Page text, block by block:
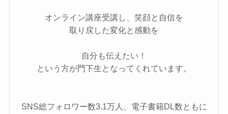
オンライン講座受講し、笑顔と自信を
取り戻した変化と感動を
自分も伝えたい！
という方が門下生となってくれています。
SNS総フォロワー数3.1万人、電子書籍DL数ともに